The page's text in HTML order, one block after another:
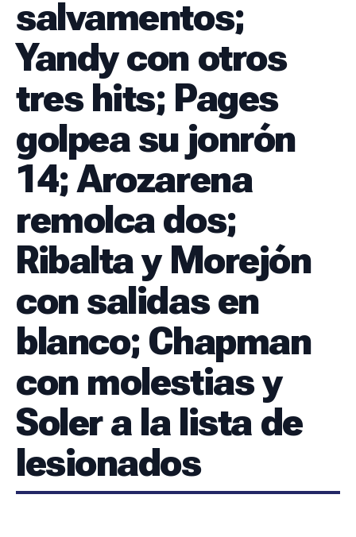
POSTEMPORADA
POSICIONES
SUBVALORADOS DEL BÉISBOL CUBANO
SERIES NACIONALES
EVENTOS INTERNACIONALES
CLÁSICO MUNDIAL DE BÉISBOL 2026
BÉISBOL INTERNACIONAL
VIDEOS
SUSCRIBIR
salvamentos;
Yandy con otros
tres hits; Pages
golpea su jonrón
14; Arozarena
remolca dos;
Ribalta y Morejón
con salidas en
blanco; Chapman
con molestias y
Soler a la lista de
lesionados